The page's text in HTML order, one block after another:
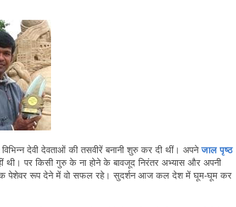
देवी देवताओं की तसवीरें बनानी शुरु कर दी थीं। अपनेजाल पृष्ठ
पर किसी गुरु के ना होने के बावजूद निरंतर अभ्यास और अपनी
एक पेशेवर रूप देने में वो सफल रहे। सुदर्शन आज कल देश में घूम-घूम कर